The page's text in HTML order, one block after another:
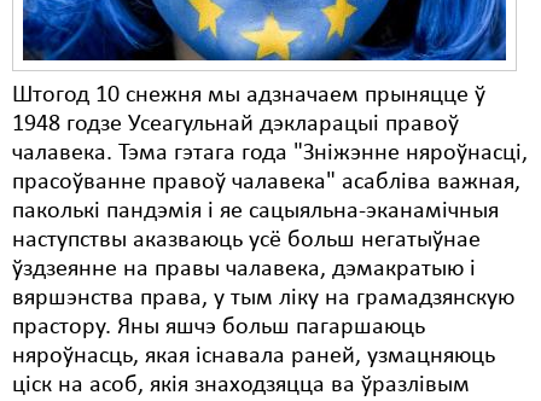
Штогод 10 снежня мы адзначаем прыняцце ў
1948 годзе Усеагульнай дэкларацыі правоў
чалавека. Тэма гэтага года "Зніжэнне няроўнасці,
прасоўванне правоў чалавека" асабліва важная,
паколькі пандэмія і яе сацыяльна-эканамічныя
наступствы аказваюць усё больш негатыўнае
ўздзеянне на правы чалавека, дэмакратыю і
вяршэнства права, у тым ліку на грамадзянскую
прастору. Яны яшчэ больш пагаршаюць
няроўнасць, якая існавала раней, узмацняюць
ціск на асоб, якія знаходзяцца ва ўразлівым
ЛПП
Мірныя сходы
Палітвязьні
Праваабаронцы
Правы дзіцяці
Пэнітэнцыярная сыстэма
Распальваньне варожасьці